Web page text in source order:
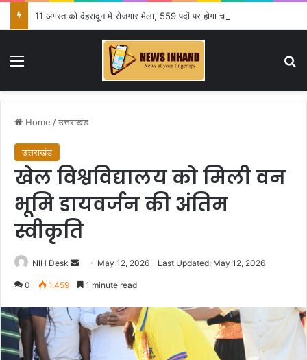
11 अगस्त को देहरादून में रोजगार मेला, 559 पदों पर होगा चयन
Menu
Home /उत्तराखंड
उत्तराखंड
खेल विश्वविद्यालय को मिली वन
भूमि डायवर्जन की अंतिम
स्वीकृति
NIH Desk
Send
an
May 12, 2026 Last Updated: May 12, 2026
0 1,459 1 minute read